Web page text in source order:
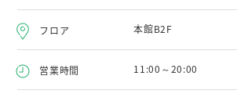
フロア 本館B2F
営業時間 11:00～20:00